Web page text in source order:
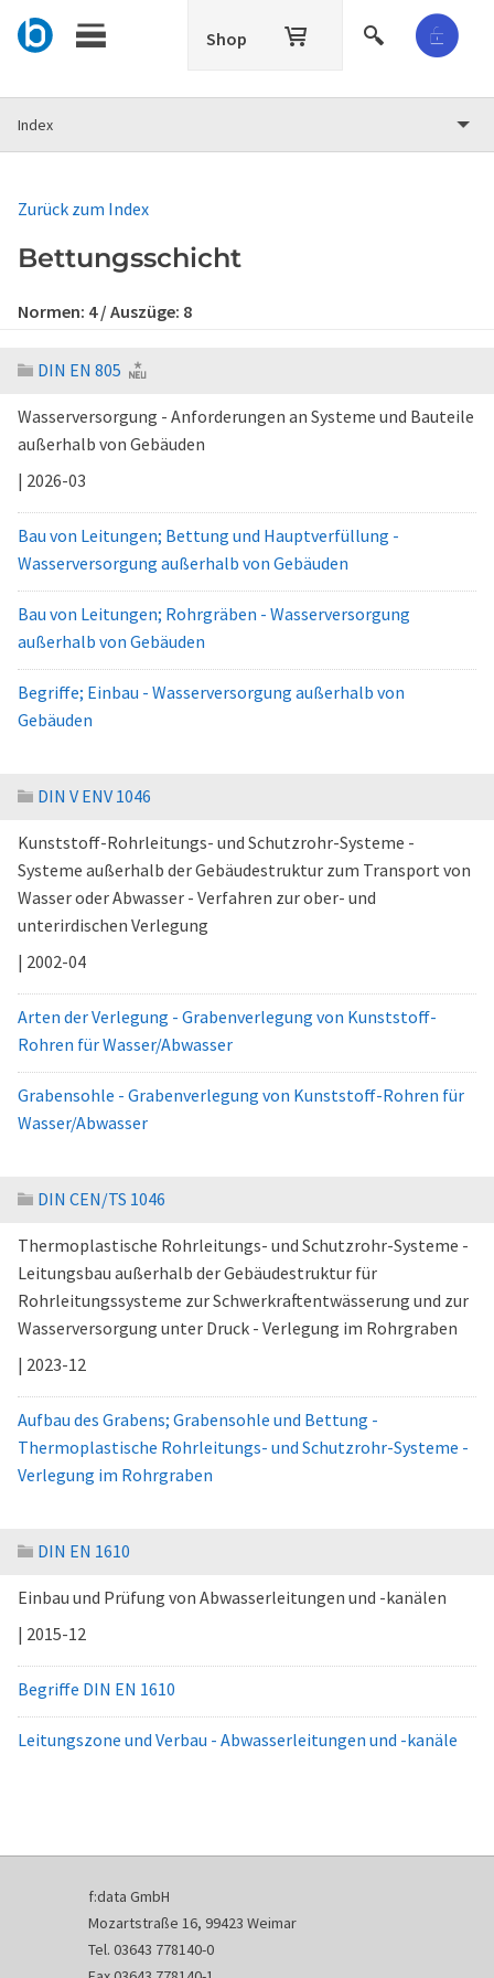
Shop
Index
Zurück zum Index
Bettungsschicht
Normen: 4/ Auszüge: 8
DIN EN 805
Wasserversorgung - Anforderungen an Systeme und Bauteile
außerhalb von Gebäuden
| 2026-03
Bau von Leitungen; Bettung und Hauptverfüllung -
Wasserversorgung außerhalb von Gebäuden
Bau von Leitungen; Rohrgräben - Wasserversorgung
außerhalb von Gebäuden
Begriffe; Einbau - Wasserversorgung außerhalb von
Gebäuden
DIN V ENV 1046
Kunststoff-Rohrleitungs- und Schutzrohr-Systeme -
Systeme außerhalb der Gebäudestruktur zum Transport von
Wasser oder Abwasser - Verfahren zur ober- und
unterirdischen Verlegung
| 2002-04
Arten der Verlegung - Grabenverlegung von Kunststoff-
Rohren für Wasser/Abwasser
Grabensohle - Grabenverlegung von Kunststoff-Rohren für
Wasser/Abwasser
DIN CEN/TS 1046
Thermoplastische Rohrleitungs- und Schutzrohr-Systeme -
Leitungsbau außerhalb der Gebäudestruktur für
Rohrleitungssysteme zur Schwerkraftentwässerung und zur
Wasserversorgung unter Druck - Verlegung im Rohrgraben
| 2023-12
Aufbau des Grabens; Grabensohle und Bettung -
Thermoplastische Rohrleitungs- und Schutzrohr-Systeme -
Verlegung im Rohrgraben
DIN EN 1610
Einbau und Prüfung von Abwasserleitungen und -kanälen
| 2015-12
Begriffe DIN EN 1610
Leitungszone und Verbau - Abwasserleitungen und -kanäle
f:data GmbH
Mozartstraße 16, 99423 Weimar
Tel. 03643 778140-0